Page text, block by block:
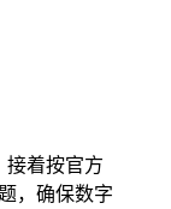
接着按官方
，确保数字